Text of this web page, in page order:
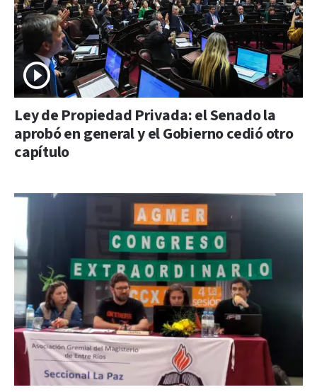
Ley de Propiedad Privada: el Senado la
aprobó en general y el Gobierno cedió otro
capítulo